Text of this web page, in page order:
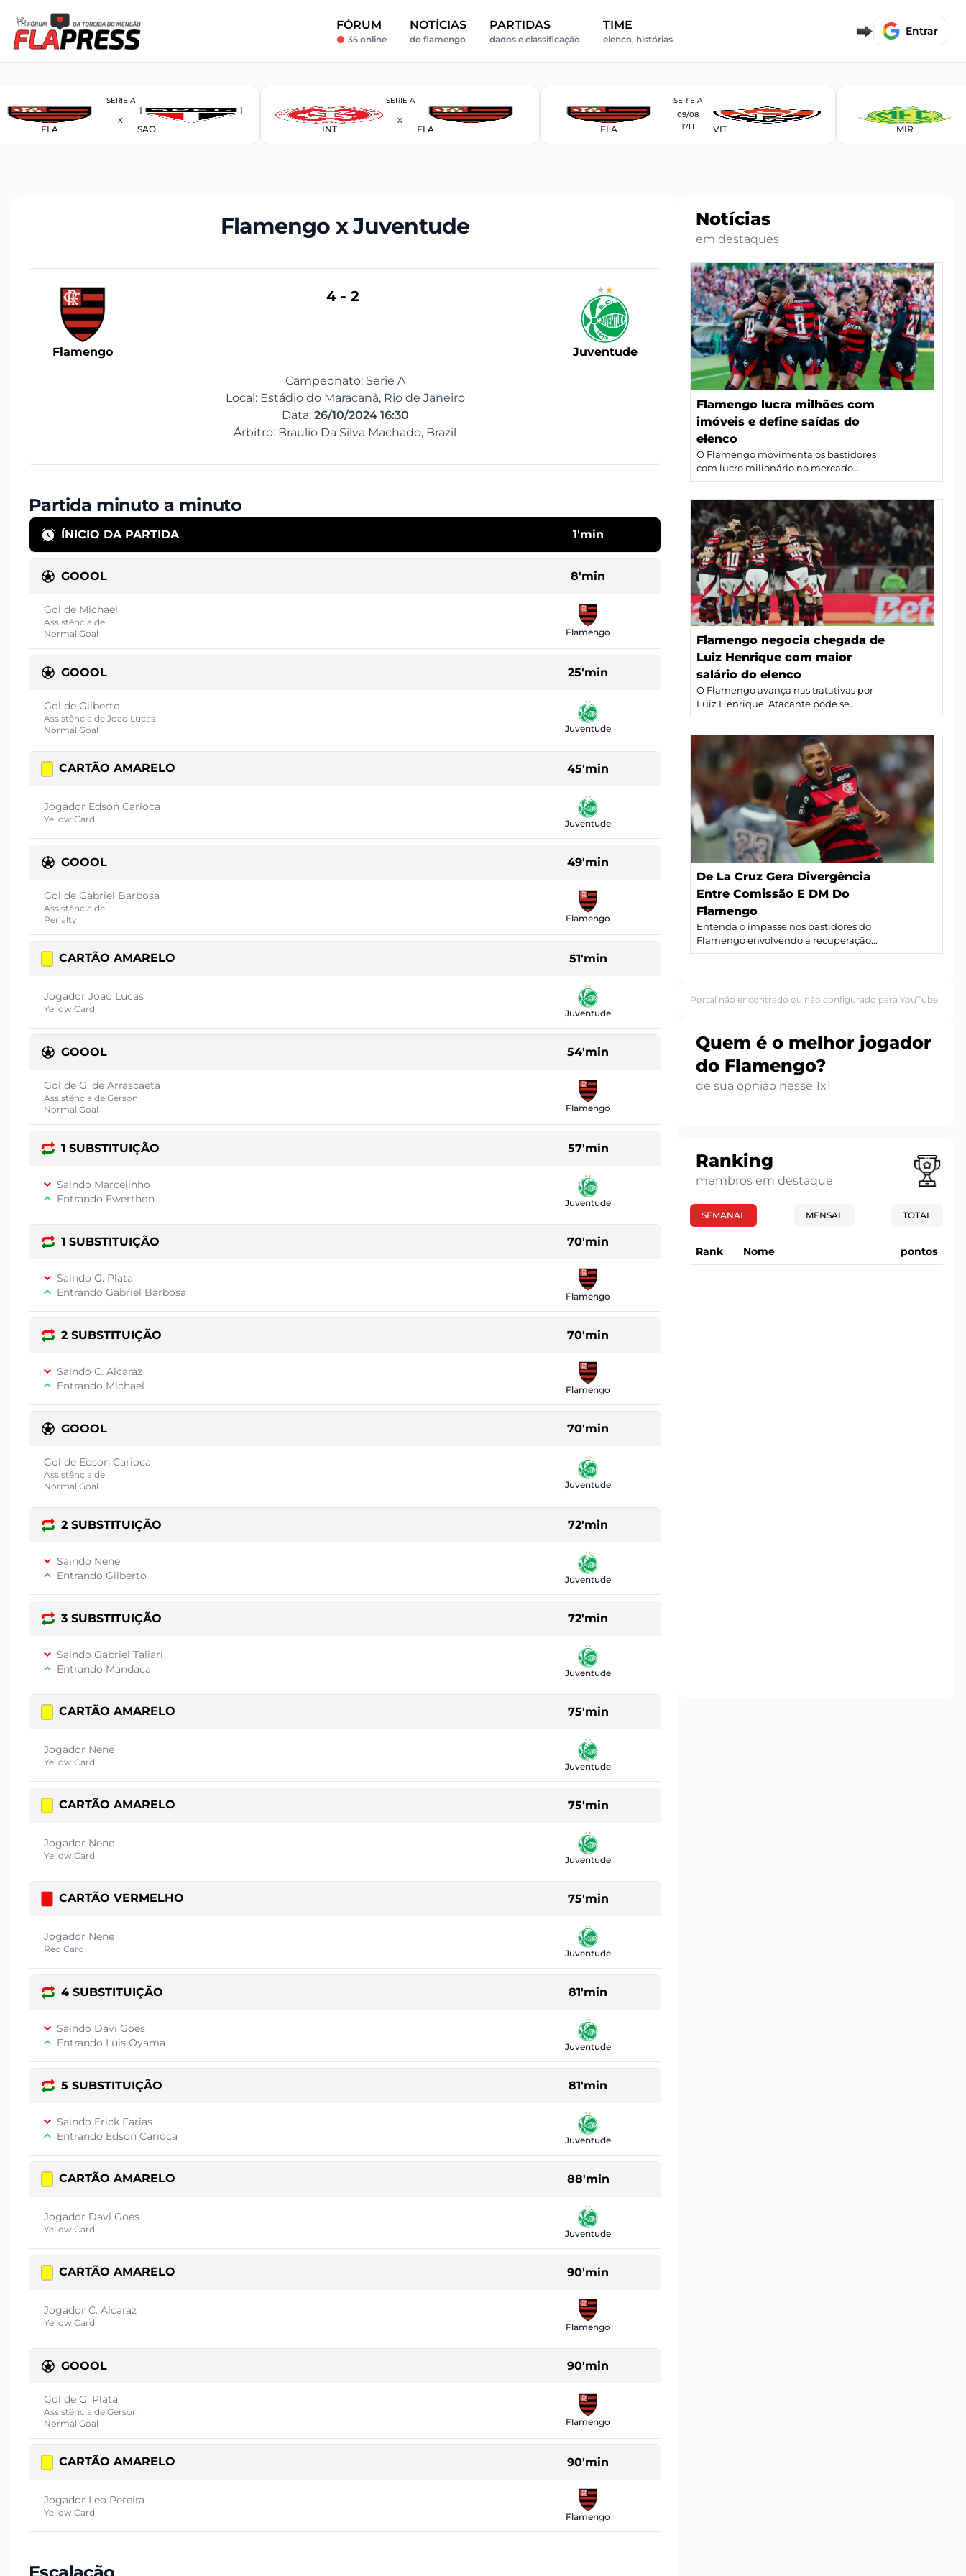
FÓRUM
35 online
NOTÍCIAS
do flamengo
PARTIDAS
dados e classificação
TIME
elenco, histórias
Entrar
SERIE A
FLA
X
SAO
SERIE A
INT
X
FLA
SERIE A
FLA
09/08
17H
VIT MIR
Flamengo x Juventude
Flamengo
4 - 2
Juventude
Campeonato: Serie A
Local: Estádio do Maracanã, Rio de Janeiro
Data: 26/10/2024 16:30
Árbitro: Braulio Da Silva Machado, Brazil
Partida minuto a minuto
ÍNICIO DA PARTIDA 1'min
GOOOL 8'min
Gol de Michael
Assistência de
Normal Goal
Flamengo
GOOOL 25'min
Gol de Gilberto
Assistência de Joao Lucas
Normal Goal
Juventude
CARTÃO AMARELO 45'min
Jogador Edson Carioca
Yellow Card Juventude
GOOOL 49'min
Gol de Gabriel Barbosa
Assistência de
Penalty
Flamengo
CARTÃO AMARELO 51'min
Jogador Joao Lucas
Yellow Card Juventude
GOOOL 54'min
Gol de G. de Arrascaeta
Assistência de Gerson
Normal Goal
Flamengo
1 SUBSTITUIÇÃO 57'min
Saindo Marcelinho
Entrando Ewerthon
Juventude
1 SUBSTITUIÇÃO 70'min
Saindo G. Plata
Entrando Gabriel Barbosa
Flamengo
2 SUBSTITUIÇÃO 70'min
Saindo C. Alcaraz
Entrando Michael
Flamengo
GOOOL 70'min
Gol de Edson Carioca
Assistência de
Normal Goal
Juventude
2 SUBSTITUIÇÃO 72'min
Saindo Nene
Entrando Gilberto
Juventude
3 SUBSTITUIÇÃO 72'min
Saindo Gabriel Taliari
Entrando Mandaca
Juventude
CARTÃO AMARELO 75'min
Jogador Nene
Yellow Card Juventude
CARTÃO AMARELO 75'min
Jogador Nene
Yellow Card Juventude
CARTÃO VERMELHO 75'min
Jogador Nene
Red Card Juventude
4 SUBSTITUIÇÃO 81'min
Saindo Davi Goes
Entrando Luis Oyama
Juventude
5 SUBSTITUIÇÃO 81'min
Saindo Erick Farias
Entrando Edson Carioca
Juventude
CARTÃO AMARELO 88'min
Jogador Davi Goes
Yellow Card Juventude
CARTÃO AMARELO 90'min
Jogador C. Alcaraz
Yellow Card Flamengo
GOOOL 90'min
Gol de G. Plata
Assistência de Gerson
Normal Goal
Flamengo
CARTÃO AMARELO 90'min
Jogador Leo Pereira
Yellow Card Flamengo
Notícias
em destaques
Flamengo lucra milhões com
imóveis e define saídas do
elenco
O Flamengo movimenta os bastidores
com lucro milionário no mercado...
Flamengo negocia chegada de
Luiz Henrique com maior
salário do elenco
O Flamengo avança nas tratativas por
Luiz Henrique. Atacante pode se...
De La Cruz Gera Divergência
Entre Comissão E DM Do
Flamengo
Entenda o impasse nos bastidores do
Flamengo envolvendo a recuperação...
Portal não encontrado ou não configurado para YouTube.
Quem é o melhor jogador
do Flamengo?
de sua opnião nesse 1x1
Ranking
membros em destaque
SEMANAL MENSAL TOTAL
Rank Nome pontos